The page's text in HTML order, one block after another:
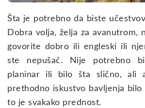
Šta je potrebno da biste
Dobra volja, želja za avanutrom,
govorite dobro ili engleski ili
ste nepušač. Nije potrebno
planinar ili bilo šta slično, ali
prethodno iskustvo bavljenja bilo
to je svakako prednost.